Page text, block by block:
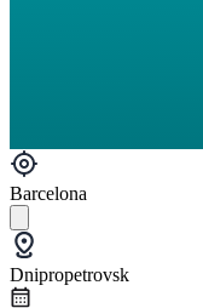
Barcelona
Dnipropetrovsk